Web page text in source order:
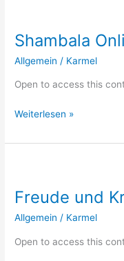
Shambala
Allgemein / Karmel
Open to access this
Seminare
Weiterlesen »
Freude und
Allgemein / Karmel
Open to access this
Kraft
Veränderung